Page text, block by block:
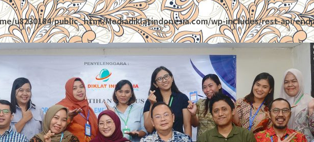
u8230184/public_html/Mediadiklatindonesia.com/wp-includes/rest-api/